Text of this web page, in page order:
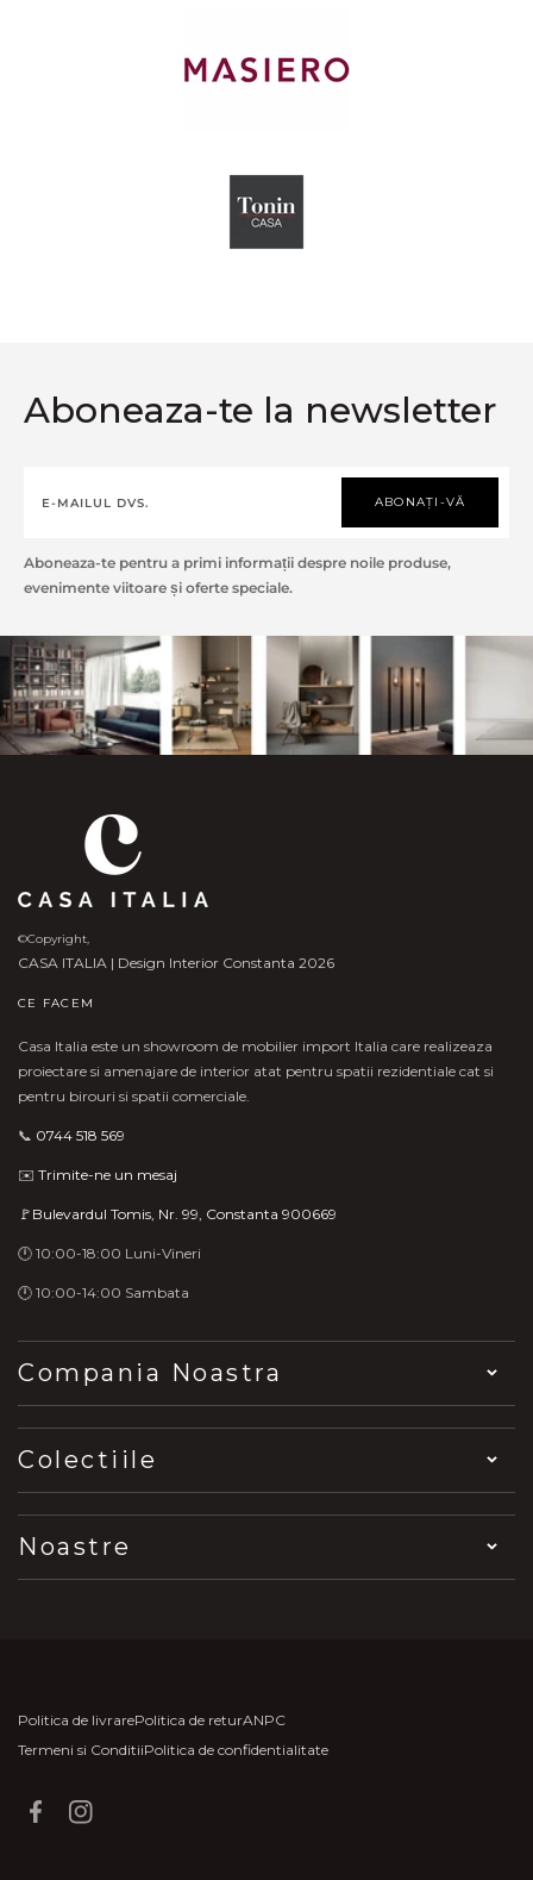
Aboneaza-te la newsletter
ABONAȚI-VĂ
Aboneaza-te pentru a primi informații despre noile produse,
evenimente viitoare și oferte speciale.
©Copyright,
CASA ITALIA | Design Interior Constanta 2026
CE FACEM
Casa Italia este un showroom de mobilier import Italia care realizeaza
proiectare si amenajare de interior atat pentru spatii rezidentiale cat si
pentru birouri si spatii comerciale.
📞 0744 518 569
✉️ Trimite-ne un mesaj
🚩Bulevardul Tomis, Nr. 99, Constanta 900669
🕛 10:00-18:00 Luni-Vineri
🕛 10:00-14:00 Sambata
Compania Noastra
Colectiile
Noastre
Politica de livrarePolitica de returANPC
Termeni si ConditiiPolitica de confidentialitate
FacebookInstagram